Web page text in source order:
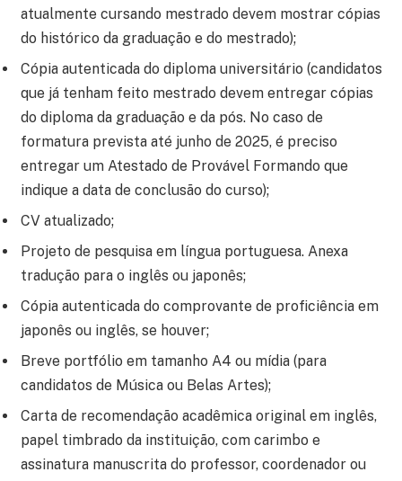
atualmente cursando mestrado devem mostrar cópias
do histórico da graduação e do mestrado);
Cópia autenticada do diploma universitário (candidatos
que já tenham feito mestrado devem entregar cópias
do diploma da graduação e da pós. No caso de
formatura prevista até junho de 2025, é preciso
entregar um Atestado de Provável Formando que
indique a data de conclusão do curso);
CV atualizado;
Projeto de pesquisa em língua portuguesa. Anexa
tradução para o inglês ou japonês;
Cópia autenticada do comprovante de proficiência em
japonês ou inglês, se houver;
Breve portfólio em tamanho A4 ou mídia (para
candidatos de Música ou Belas Artes);
Carta de recomendação acadêmica original em inglês,
papel timbrado da instituição, com carimbo e
assinatura manuscrita do professor, coordenador ou